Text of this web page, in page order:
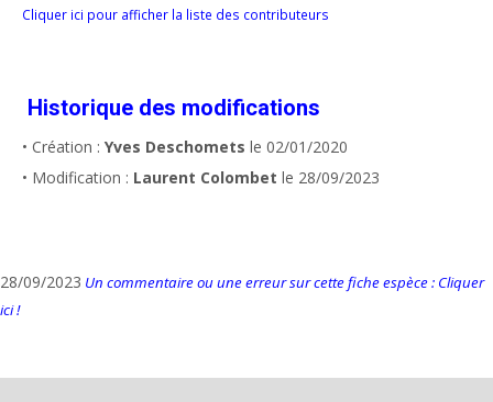
Cliquer ici pour afficher la liste des contributeurs
Historique des modifications
• Création : Yves Deschomets le 02/01/2020
• Modification : Laurent Colombet le 28/09/2023
28/09/2023 Un commentaire ou une erreur sur cette fiche espèce : Cliquer
ici !